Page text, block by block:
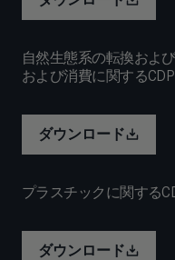
自然生態系の転換およ
および消費に関する
ダウンロード
プラスチックに関する
ダウンロード